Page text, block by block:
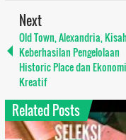
Next
Old Town, Alexandria, Kisah
Keberhasilan Pengelolaan
Historic Place dan Ekonomi
Kreatif
Related Posts